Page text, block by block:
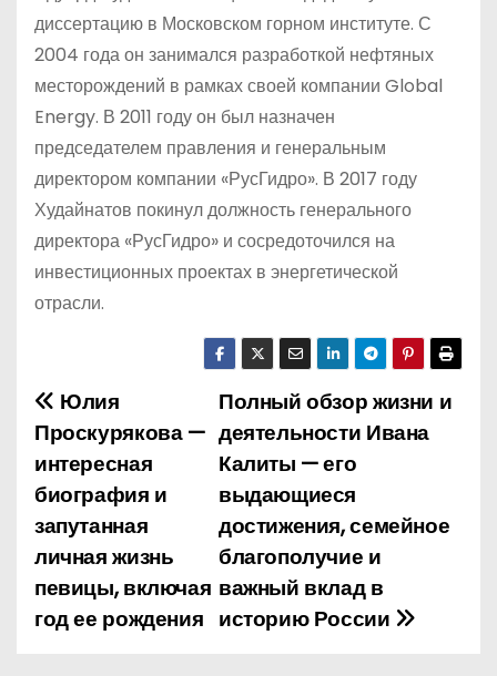
диссертацию в Московском горном институте. С
2004 года он занимался разработкой нефтяных
месторождений в рамках своей компании Global
Energy. В 2011 году он был назначен
председателем правления и генеральным
директором компании «РусГидро». В 2017 году
Худайнатов покинул должность генерального
директора «РусГидро» и сосредоточился на
инвестиционных проектах в энергетической
отрасли.
Н
а
в
и
г
Полный обзор жизни и
деятельности Ивана
Калиты — его
выдающиеся
достижения, семейное
благополучие и
важный вклад в
историю России
Юлия
Проскурякова —
интересная
биография и
запутанная
личная жизнь
певицы, включая
год ее рождения